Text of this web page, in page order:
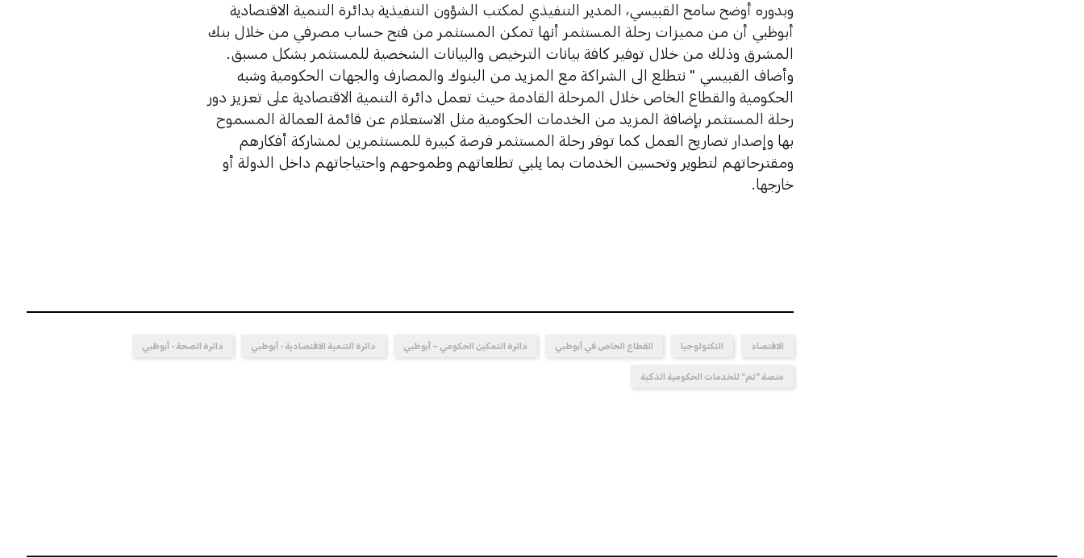
وبدوره أوضح سامح القبيسي، المدير التنفيذي لمكتب الشؤون التنفيذية بدائرة التنمية الاقتصادية
أبوظبي أن من مميزات رحلة المستثمر أنها تمكن المستثمر من فتح حساب مصرفي من خلال بنك
المشرق وذلك من خلال توفير كافة بيانات الترخيص والبيانات الشخصية للمستثمر بشكل مسبق.
وأضاف القبيسي " نتطلع الى الشراكة مع المزيد من البنوك والمصارف والجهات الحكومية وشبه
الحكومية والقطاع الخاص خلال المرحلة القادمة حيث تعمل دائرة التنمية الاقتصادية على تعزيز دور
رحلة المستثمر بإضافة المزيد من الخدمات الحكومية مثل الاستعلام عن قائمة العمالة المسموح
بها وإصدار تصاريح العمل كما توفر رحلة المستثمر فرصة كبيرة للمستثمرين لمشاركة أفكارهم
ومقترحاتهم لتطوير وتحسين الخدمات بما يلبي تطلعاتهم وطموحهم واحتياجاتهم داخل الدولة أو
خارجها.
الاقتصاد التكنولوجيا القطاع الخاص في أبوظبي دائرة التمكين الحكومي – أبوظبي دائرة التنمية الاقتصادية - أبوظبي دائرة الصحة - أبوظبي
منصة "تم" للخدمات الحكومية الذكية